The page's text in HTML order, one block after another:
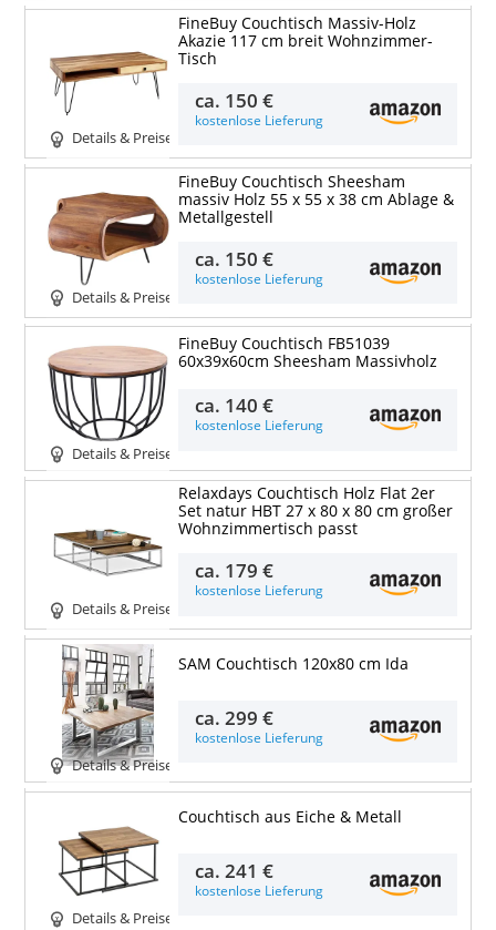
Details & Preise
FineBuy Couchtisch Massiv-Holz
Akazie 117 cm breit Wohnzimmer-
Tisch
ca. 150 €
kostenlose Lieferung
Details & Preise
FineBuy Couchtisch Sheesham
massiv Holz 55 x 55 x 38 cm Ablage &
Metallgestell
ca. 150 €
kostenlose Lieferung
Details & Preise
FineBuy Couchtisch FB51039
60x39x60cm Sheesham Massivholz
ca. 140 €
kostenlose Lieferung
Details & Preise
Relaxdays Couchtisch Holz Flat 2er
Set natur HBT 27 x 80 x 80 cm großer
Wohnzimmertisch passt
ca. 179 €
kostenlose Lieferung
Details & Preise
SAM Couchtisch 120x80 cm Ida
ca.299 €
kostenlose Lieferung
Details & Preise
Couchtisch aus Eiche & Metall
ca.241 €
kostenlose Lieferung